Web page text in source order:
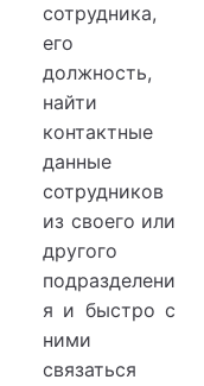
сотрудника,
его
должность,
найти
контактные
данные
сотрудников
из своего или
другого
подразделени
я и быстро с
ними
связаться